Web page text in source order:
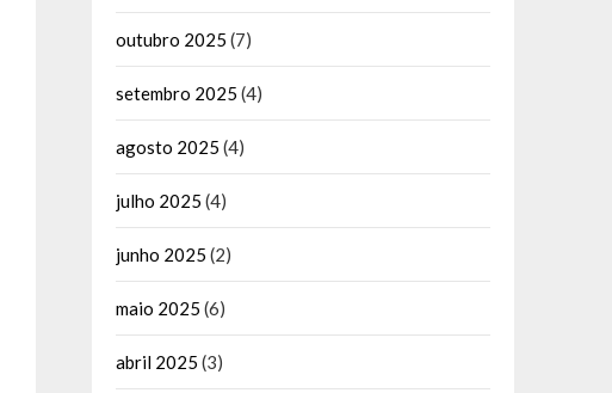
outubro 2025 (7)
setembro 2025 (4)
agosto 2025 (4)
julho 2025 (4)
junho 2025 (2)
maio 2025 (6)
abril 2025 (3)